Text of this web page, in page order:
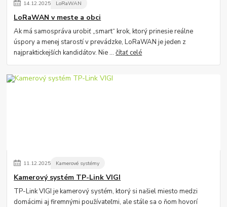
14.12.2025 LoRaWAN
LoRaWAN v meste a obci
Ak má samospráva urobiť „smart“ krok, ktorý prinesie reálne
úspory a menej starostí v prevádzke, LoRaWAN je jeden z
najpraktickejších kandidátov. Nie ...čítať celé
11.12.2025 Kamerové systémy
Kamerový systém TP-Link VIGI
TP-Link VIGI je kamerový systém, ktorý si našiel miesto medzi
domácimi aj firemnými používateľmi, ale stále sa o ňom hovorí